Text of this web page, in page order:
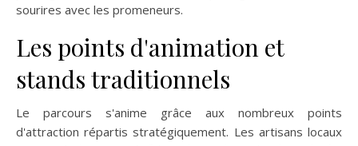
sourires avec les promeneurs.
Les points d'animation et
stands traditionnels
Le parcours s'anime grâce aux nombreux points
d'attraction répartis stratégiquement. Les artisans locaux